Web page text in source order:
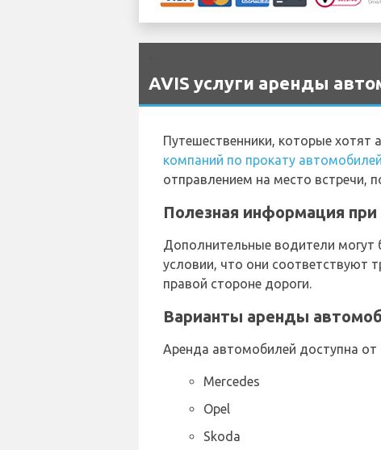
AVIS услуги аренды
Путешественники, которые
компаний по прокату
отправлением на место встречи,
Полезная информация
Дополнительные водители могут
условии, что они соответствуют
правой стороне дороги.
Варианты аренды
Аренда автомобилей доступна
Mercedes
Opel
Skoda